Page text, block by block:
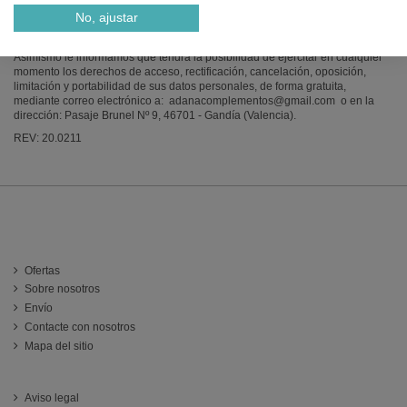
sus datos personales quedarán incorporados y serán tratados en los
ficheros de Adana Básico, SL, con el fin de poderle prestar y ofrecer nuestros
servicios e informarle de las mejoras del sitio Web.
Asimismo le informamos que tendrá la posibilidad de ejercitar en cualquier
momento los derechos de acceso, rectificación, cancelación, oposición,
limitación y portabilidad de sus datos personales, de forma gratuita,
mediante correo electrónico a: adanacomplementos@gmail.com o en la
dirección: Pasaje Brunel Nº 9, 46701 - Gandía (Valencia).
REV: 20.0211
Ofertas
Sobre nosotros
Envío
Contacte con nosotros
Mapa del sitio
Aviso legal
No, ajustar